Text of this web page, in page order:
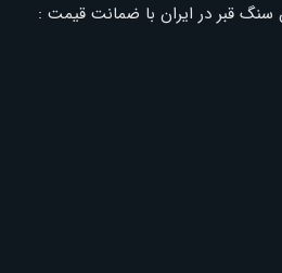
سنگ قبر در ایران با ضمانت قیمت :